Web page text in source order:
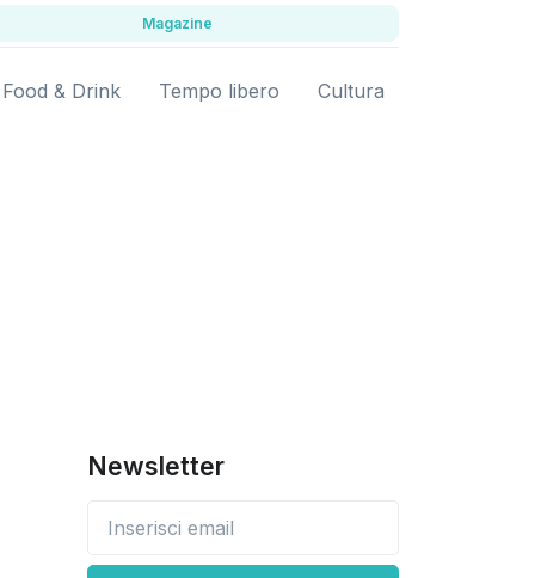
Magazine
Food & Drink Tempo libero Cultura
Newsletter